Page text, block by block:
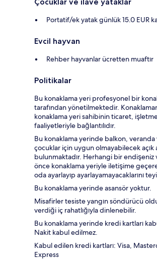
Portatif/ek yatak günlük 15.0 EUR
Evcil hayvan
Rehber hayvanlar ücretten muaftır
Politikalar
Bu konaklama yeri profesyonel bir
tarafından yönetilmektedir.
konaklama yeri sahibinin ticaret,
faaliyetleriyle bağlantılıdır.
Bu konaklama yerinde balkon,
çocuklar için uygun olmayabilecek açık
bulunmaktadır. Herhangi bir endişeniz
önce konaklama yeriyle iletişime
oda ayarlayıp ayarlayamayacaklarını
Bu konaklama yerinde asansör yoktur.
Misafirler tesiste yangın söndürücü
verdiği iç rahatlığıyla dinlenebilir.
Bu konaklama yerinde kredi kartları
Nakit kabul edilmez.
Kabul edilen kredi kartları: Visa,
Express